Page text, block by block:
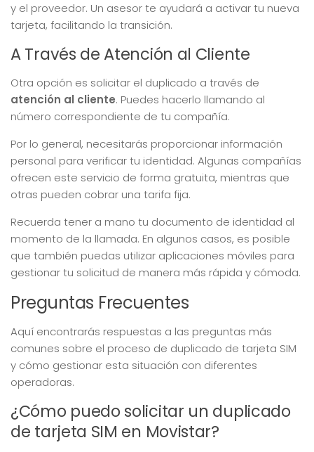
y el proveedor. Un asesor te ayudará a activar tu nueva
tarjeta, facilitando la transición.
A Través de Atención al Cliente
Otra opción es solicitar el duplicado a través de
atención al cliente. Puedes hacerlo llamando al
número correspondiente de tu compañía.
Por lo general, necesitarás proporcionar información
personal para verificar tu identidad. Algunas compañías
ofrecen este servicio de forma gratuita, mientras que
otras pueden cobrar una tarifa fija.
Recuerda tener a mano tu documento de identidad al
momento de la llamada. En algunos casos, es posible
que también puedas utilizar aplicaciones móviles para
gestionar tu solicitud de manera más rápida y cómoda.
Preguntas Frecuentes
Aquí encontrarás respuestas a las preguntas más
comunes sobre el proceso de duplicado de tarjeta SIM
y cómo gestionar esta situación con diferentes
operadoras.
¿Cómo puedo solicitar un duplicado
de tarjeta SIM en Movistar?